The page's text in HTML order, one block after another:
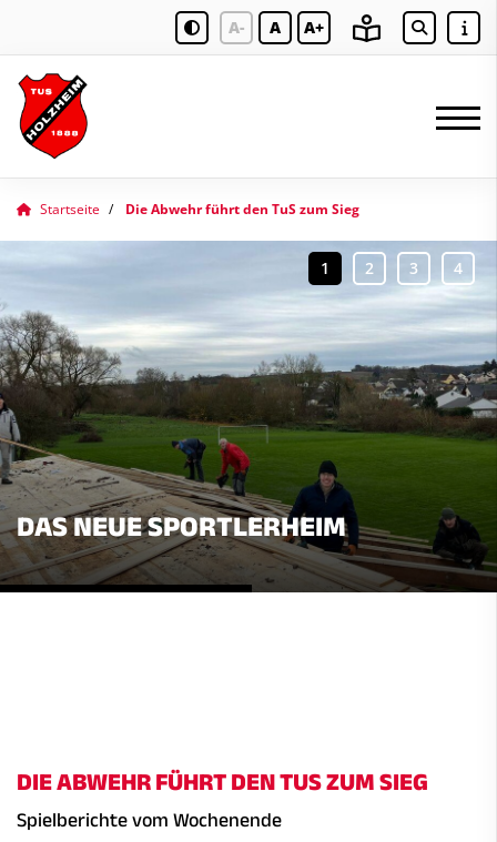
A- A A+
Startseite Die Abwehr führt den TuS zum Sieg
DAS NEUE SPORTLERHEIM
DIE ABWEHR FÜHRT DEN TUS ZUM SIEG
Spielberichte vom Wochenende